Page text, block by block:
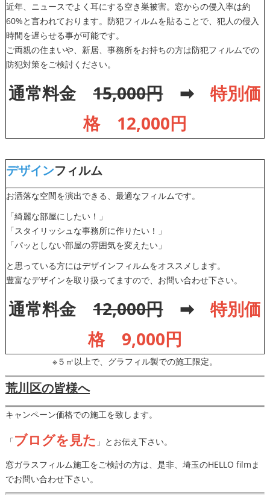
近年、ニュースでよく耳にする空き巣被害。窓からの侵入率は約
60%と言われております。防犯フィルムを貼ることで、犯人の侵入
時間を遅らせる事が可能です。
ご両親の住まいや、新居、事務所をお持ちの方は防犯フィルムでの
防犯対策をご検討ください。
通常料金15,000円➡
特別価
格 12,000円
デザインフィルム
お洒落な空間を演出できる、最適なフィルムです。
「綺麗な部屋にしたい！」
「スタイリッシュな事務所に作りたい！」
「パッとしない部屋の雰囲気を変えたい」
と思っている方にはデザインフィルムをオススメします。
豊富なデザインを取り扱ってますので、お問い合わせ下さい。
通常料金12,000円➡
特別価
格 9,000円
※５㎡以上で、グラフィル製での施工限定。
荒川区の皆様へ
キャンペーン価格での施工を致します。
「ブログを見た 」とお伝え下さい。
窓ガラスフィルム施工をご検討の方は、是非、埼玉のHELLO filmま
でお問い合わせ下さい。